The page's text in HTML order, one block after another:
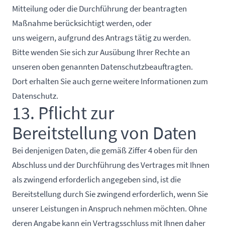
Mitteilung oder die Durchführung der beantragten
Maßnahme berücksichtigt werden, oder
uns weigern, aufgrund des Antrags tätig zu werden.
Bitte wenden Sie sich zur Ausübung Ihrer Rechte an
unseren oben genannten Datenschutzbeauftragten.
Dort erhalten Sie auch gerne weitere Informationen zum
Datenschutz.
13. Pflicht zur
Bereitstellung von Daten
Bei denjenigen Daten, die gemäß Ziffer 4 oben für den
Abschluss und der Durchführung des Vertrages mit Ihnen
als zwingend erforderlich angegeben sind, ist die
Bereitstellung durch Sie zwingend erforderlich, wenn Sie
unserer Leistungen in Anspruch nehmen möchten. Ohne
deren Angabe kann ein Vertragsschluss mit Ihnen daher